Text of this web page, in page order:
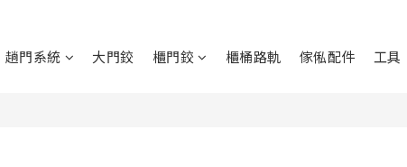
趟門系統 大門鉸 櫃門鉸 櫃桶路軌 傢俬配件 工具